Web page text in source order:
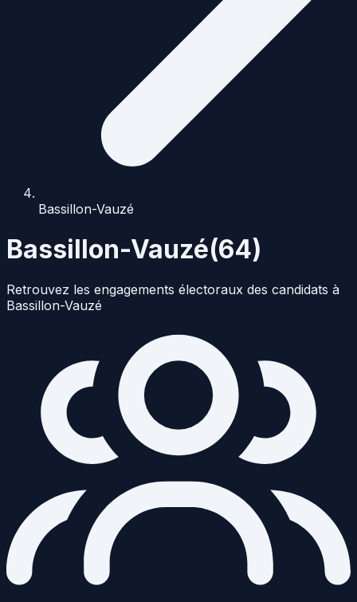
Bassillon-Vauzé
Bassillon-Vauzé(64)
Retrouvez les engagements électoraux des candidats à
Bassillon-Vauzé